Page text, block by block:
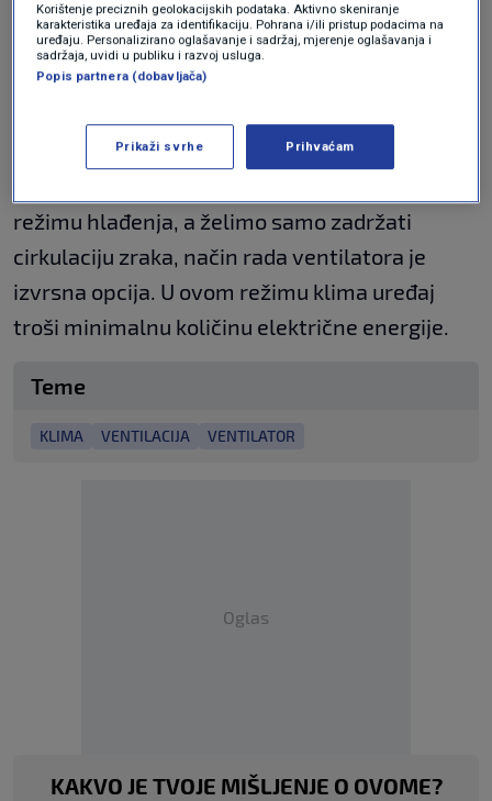
Ovaj režim ima svoju svrhu i ako se koristi
električne energije, prenosinova.rs.
režimu hlađenja, a želimo samo zadržati
cirkulaciju zraka, način rada ventilatora je
izvrsna opcija. U ovom režimu klima uređaj
troši minimalnu količinu električne energije.
Teme
KLIMA VENTILACIJA VENTILATOR
Oglas
KAKVO JE TVOJE MIŠLJENJE O OVOME?
Korištenje preciznih geolokacijskih podataka. Aktivno skeniranje
karakteristika uređaja za identifikaciju. Pohrana i/ili pristup podacima na
uređaju. Personalizirano oglašavanje i sadržaj, mjerenje oglašavanja i
sadržaja, uvidi u publiku i razvoj usluga.
Popis partnera (dobavljača)
Prikaži svrhe Prihvaćam